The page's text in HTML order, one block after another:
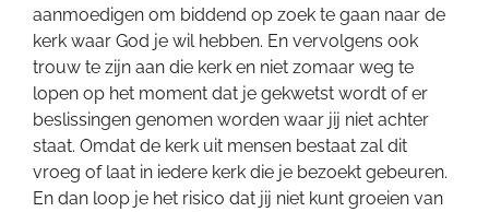
aanmoedigen om biddend op zoek te gaan naar de
kerk waar God je wil hebben. En vervolgens ook
trouw te zijn aan die kerk en niet zomaar weg te
lopen op het moment dat je gekwetst wordt of er
beslissingen genomen worden waar jij niet achter
staat. Omdat de kerk uit mensen bestaat zal dit
vroeg of laat in iedere kerk die je bezoekt gebeuren.
En dan loop je het risico dat jij niet kunt groeien van